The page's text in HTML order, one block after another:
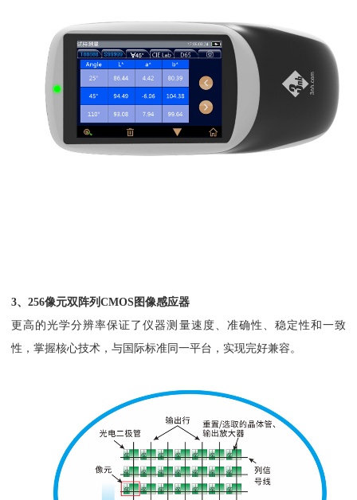
3、256像元双阵列CMOS图像感应器
更高的光学分辨率保证了仪器测量速度、准确性、稳定性和一致
性，掌握核心技术，与国际标准同一平台，实现完好兼容。